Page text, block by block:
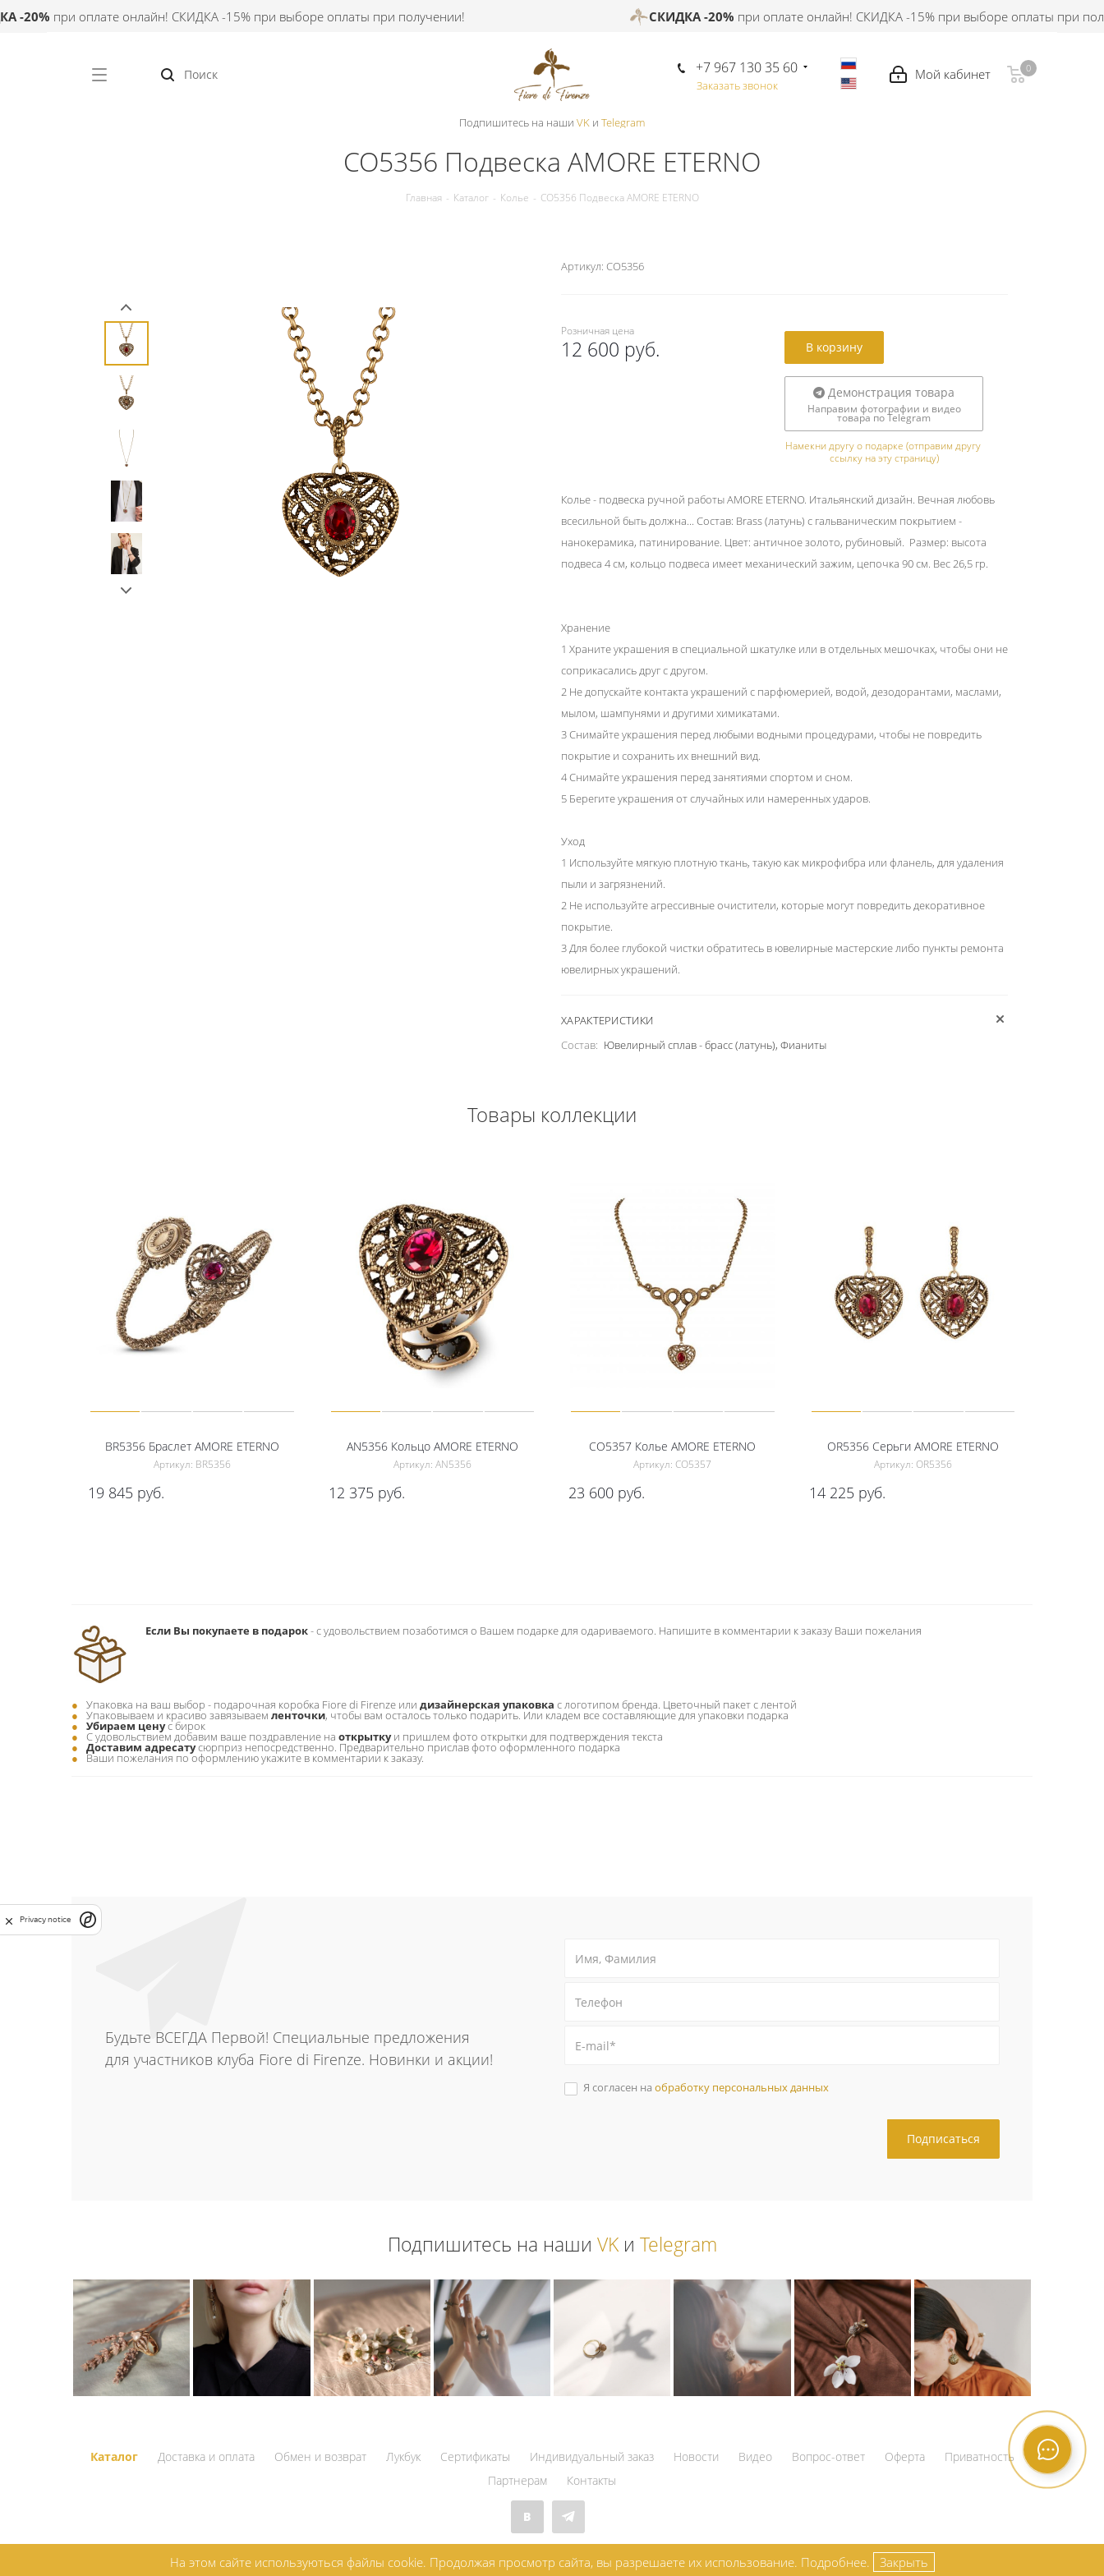
при оплате онлайн! СКИДКА -15% при выборе оплаты при получении! СКИДКА -20%при оплате онлайн! СКИДКА -15% при выборе оплаты при
0
0
+7 967 130 35 60
Заказать звонок
Подпишитесь на наши VK и Telegram
CO5356 Подвеска AMORE ETERNO
Главная - Каталог - Колье - CO5356 Подвеска AMORE ETERNO
Артикул: CO5356
Розничная цена
12 600 руб. В корзину
Демонстрация товара
Направим фотографии и видео
товара по Telegram
Намекни другу о подарке (отправим другу
ссылку на эту страницу)
Колье - подвеска ручной работы AMORE ETERNO. Итальянский дизайн. Вечная любовь
всесильной быть должна... Состав: Brass (латунь) с гальваническим покрытием -
нанокерамика, патинирование. Цвет: античное золото, рубиновый. Размер: высота
подвеса 4 см, кольцо подвеса имеет механический зажим, цепочка 90 см. Вес 26,5 гр.
Хранение
1 Храните украшения в специальной шкатулке или в отдельных мешочках, чтобы они не
соприкасались друг с другом.
2 Не допускайте контакта украшений с парфюмерией, водой, дезодорантами, маслами,
мылом, шампунями и другими химикатами.
3 Снимайте украшения перед любыми водными процедурами, чтобы не повредить
покрытие и сохранить их внешний вид.
4 Снимайте украшения перед занятиями спортом и сном.
5 Берегите украшения от случайных или намеренных ударов.
Уход
1 Используйте мягкую плотную ткань, такую как микрофибра или фланель, для удаления
пыли и загрязнений.
2 Не используйте агрессивные очистители, которые могут повредить декоративное
покрытие.
3 Для более глубокой чистки обратитесь в ювелирные мастерские либо пункты ремонта
ювелирных украшений.
ХАРАКТЕРИСТИКИ
Состав: Ювелирный сплав - брасс (латунь), Фианиты
Товары коллекции
BR5356 Браслет AMORE ETERNO
Артикул: BR5356
19 845 руб.
AN5356 Кольцо AMORE ETERNO
Артикул: AN5356
12 375руб.
CO5357 Колье AMORE ETERNO
Артикул: CO5357
23 600 руб.
OR5356 Серьги AMORE ETERNO
Артикул: OR5356
14 225руб.
Если Вы покупаете в подарок- c удовольствием позаботимся о Вашем подарке для одариваемого. Напишите в комментарии к заказу Ваши пожелания
Упаковка на ваш выбор - подарочная коробка Fiore di Firenze или дизайнерская упаковка с логотипом бренда. Цветочный пакет с лентой
Упаковываем и красиво завязываем ленточки, чтобы вам осталось только подарить. Или кладем все составляющие для упаковки подарка
Убираем ценус бирок
С удовольствием добавим ваше поздравление на открыткуи пришлем фото открытки для подтверждения текста
Доставим адресатусюрприз непосредственно. Предварительно прислав фото оформленного подарка
Ваши пожелания по оформлению укажите в комментарии к заказу.
Будьте ВСЕГДА Первой! Специальные предложения
для участников клуба Fiore di Firenze. Новинки и акции!
Я согласен на обработку персональных данных
Подпишитесь на наши VKи Telegram
Каталог Доставка и оплата Обмен и возврат Лукбук Сертификаты Индивидуальный заказ Новости Видео Вопрос-ответ Оферта
Приватность
Партнерам
Контакты
На этом сайте используються файлы cookie. Продолжая просмотр сайта, вы разрешаете их использование. Подробнее. Закрыть
Privacy notice